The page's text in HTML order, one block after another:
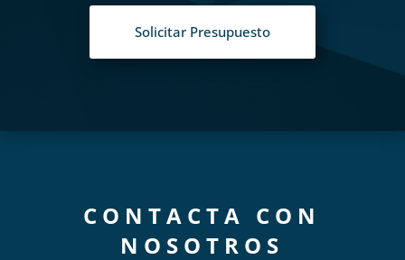
Solicitar Presupuesto
CONTACTA CON
NOSOTROS